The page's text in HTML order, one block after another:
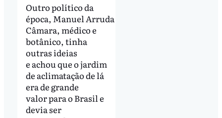
Outro político da
época, Manuel Arruda
Câmara, médico e
botânico, tinha
outras ideias
e achou que o jardim
de aclimatação de lá
era de grande
valor para o Brasil e
devia ser